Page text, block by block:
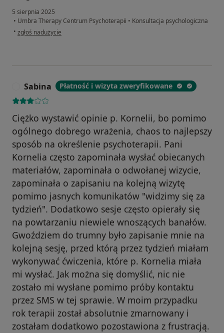
5 sierpnia 2025
• Umbra Therapy Centrum Psychoterapii • Konsultacja psychologiczna
• w opinii użytkownika Andrzej
zgłoś nadużycie
Sabina Płatność i wizyta zweryfikowane
Ciężko wystawić opinie p. Kornelii, bo pomimo
ogólnego dobrego wrażenia, chaos to najlepszy
sposób na określenie psychoterapii. Pani
Kornelia często zapominała wysłać obiecanych
materiałów, zapominała o odwołanej wizycie,
zapominała o zapisaniu na kolejną wizytę
pomimo jasnych komunikatów "widzimy się za
tydzień". Dodatkowo sesje często opierały się
na powtarzaniu niewiele wnoszących banałów.
Gwoździem do trumny było zapisanie mnie na
kolejną sesję, przed którą przez tydzień miałam
wykonywać ćwiczenia, które p. Kornelia miała
mi wysłać. Jak można się domyślić, nic nie
zostało mi wysłane pomimo próby kontaktu
przez SMS w tej sprawie. W moim przypadku
rok terapii został absolutnie zmarnowany i
zostałam dodatkowo pozostawiona z frustracją.